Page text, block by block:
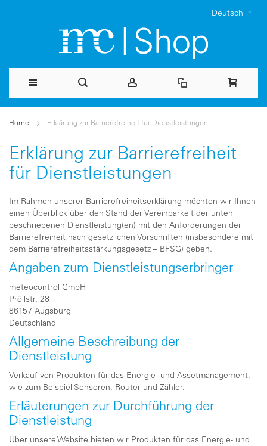
Deutsch
Direkt
Inhalt
Home Erklärung zur Barrierefreiheit für Dienstleistungen
Erklärung zur Barrierefreiheit
für Dienstleistungen
Im Rahmen unserer Barrierefreiheitserklärung möchten wir Ihnen
einen Überblick über den Stand der Vereinbarkeit der unten
beschriebenen Dienstleistung(en) mit den Anforderungen der
Barrierefreiheit nach gesetzlichen Vorschriften (insbesondere mit
dem Barrierefreiheitsstärkungsgesetz – BFSG) geben.
Angaben zum Dienstleistungserbringer
meteocontrol GmbH
Pröllstr. 28
86157 Augsburg
Deutschland
Allgemeine Beschreibung der
Dienstleistung
Verkauf von Produkten für das Energie- und Assetmanagement,
wie zum Beispiel Sensoren, Router und Zähler.
Erläuterungen zur Durchführung der
Dienstleistung
Über unsere Website bieten wir Produkten für das Energie- und